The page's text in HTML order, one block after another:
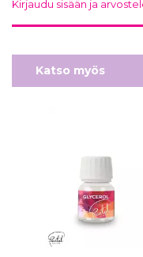
Kirjaudu sisään ja
Katso myös